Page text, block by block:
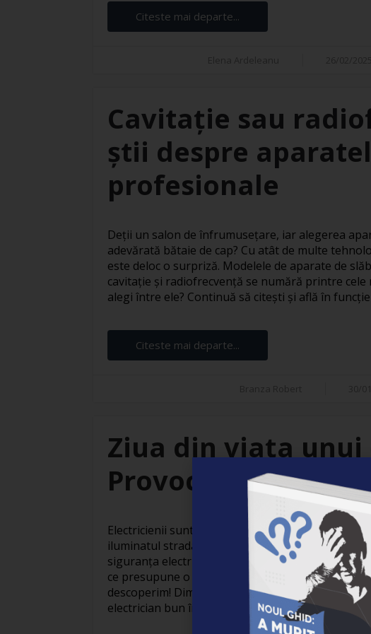
Citeste mai departe...
Cavitație sau
știi despre
profesionale
Deții un salon de înfrumusețare, iar alegerea
adevărată bătaie de cap? Cu atât de multe
este deloc o surpriză. Modelele de aparate de
cavitație și radiofrecvență se numără printre cele
alegi între ele? Continuă să citești și află în funcție
Citeste mai departe...
Ziua din viața
Provocări și
Electricienii sunt adevărați eroi invizibili ai vieții
iluminatul stradal care face orașele să
siguranța electrică din locuințe, activitatea lor
ce presupune o zi obișnuită din viața unui
descoperim! Dimineața devreme: Pregătirea
electrician bun începe devreme. Cu o ceașcă [...]